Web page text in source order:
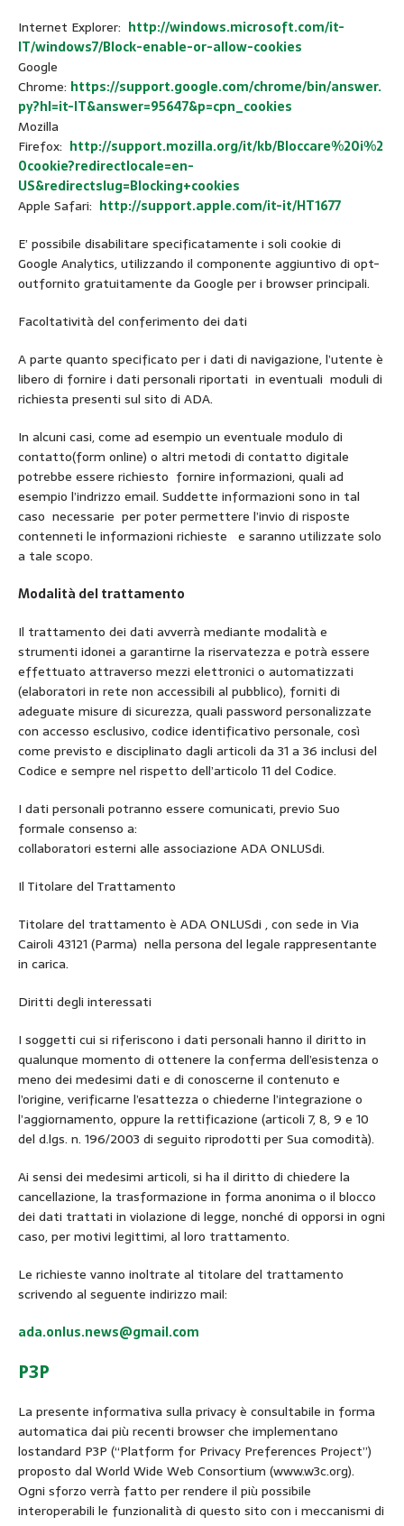
Internet Explorer: http://windows.microsoft.com/it-
IT/windows7/Block-enable-or-allow-cookies
Google
Chrome: https://support.google.com/chrome/bin/answer.
py?hl=it-IT&answer=95647&p=cpn_cookies
Mozilla
Firefox: http://support.mozilla.org/it/kb/Bloccare%20i%2
0cookie?redirectlocale=en-
US&redirectslug=Blocking+cookies
Apple Safari: http://support.apple.com/it-it/HT1677
E’ possibile disabilitare specificatamente i soli cookie di
Google Analytics, utilizzando il componente aggiuntivo di opt-
outfornito gratuitamente da Google per i browser principali.
Facoltatività del conferimento dei dati
A parte quanto specificato per i dati di navigazione, l’utente è
libero di fornire i dati personali riportati in eventuali moduli di
richiesta presenti sul sito di ADA.
In alcuni casi, come ad esempio un eventuale modulo di
contatto(form online) o altri metodi di contatto digitale
potrebbe essere richiesto fornire informazioni, quali ad
esempio l’indrizzo email. Suddette informazioni sono in tal
caso necessarie per poter permettere l’invio di risposte
contenneti le informazioni richieste e saranno utilizzate solo
a tale scopo.
Modalità del trattamento
Il trattamento dei dati avverrà mediante modalità e
strumenti idonei a garantirne la riservatezza e potrà essere
effettuato attraverso mezzi elettronici o automatizzati
(elaboratori in rete non accessibili al pubblico), forniti di
adeguate misure di sicurezza, quali password personalizzate
con accesso esclusivo, codice identificativo personale, così
come previsto e disciplinato dagli articoli da 31 a 36 inclusi del
Codice e sempre nel rispetto dell’articolo 11 del Codice.
I dati personali potranno essere comunicati, previo Suo
formale consenso a:
collaboratori esterni alle associazione ADA ONLUSdi.
Il Titolare del Trattamento
Titolare del trattamento è ADA ONLUSdi , con sede in Via
Cairoli 43121 (Parma) nella persona del legale rappresentante
in carica.
Diritti degli interessati
I soggetti cui si riferiscono i dati personali hanno il diritto in
qualunque momento di ottenere la conferma dell’esistenza o
meno dei medesimi dati e di conoscerne il contenuto e
l’origine, verificarne l’esattezza o chiederne l’integrazione o
l’aggiornamento, oppure la rettificazione (articoli 7, 8, 9 e 10
del d.lgs. n. 196/2003 di seguito riprodotti per Sua comodità).
Ai sensi dei medesimi articoli, si ha il diritto di chiedere la
cancellazione, la trasformazione in forma anonima o il blocco
dei dati trattati in violazione di legge, nonché di opporsi in ogni
caso, per motivi legittimi, al loro trattamento.
Le richieste vanno inoltrate al titolare del trattamento
scrivendo al seguente indirizzo mail:
ada.onlus.news@gmail.com
P3P
La presente informativa sulla privacy è consultabile in forma
automatica dai più recenti browser che implementano
lostandard P3P (“Platform for Privacy Preferences Project”)
proposto dal World Wide Web Consortium (www.w3c.org).
Ogni sforzo verrà fatto per rendere il più possibile
interoperabili le funzionalità di questo sito con i meccanismi di